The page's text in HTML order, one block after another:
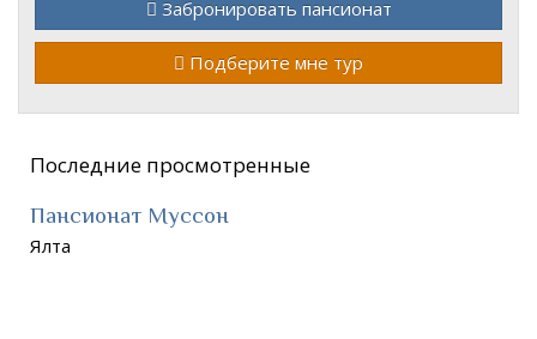
Забронировать пансионат
Подберите мне тур
Последние просмотренные
Пансионат Муссон
Ялта